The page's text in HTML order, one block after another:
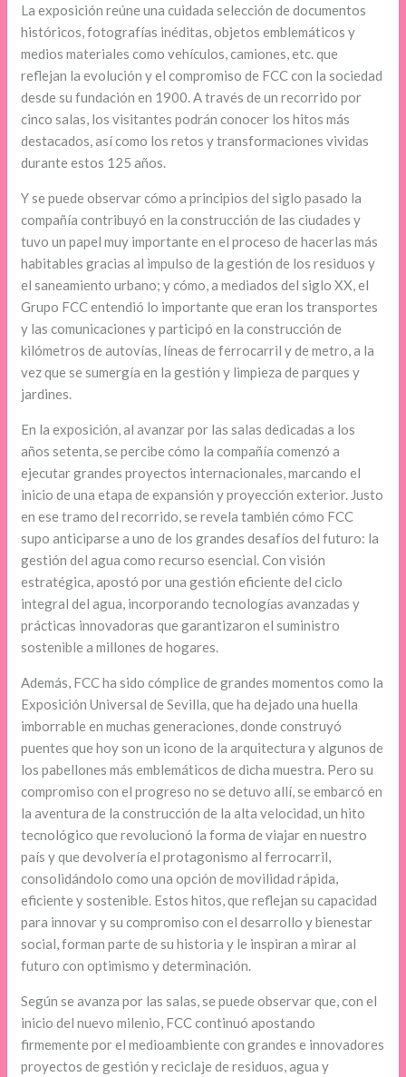
La exposición reúne una cuidada selección de documentos
históricos, fotografías inéditas, objetos emblemáticos y
medios materiales como vehículos, camiones, etc. que
reflejan la evolución y el compromiso de FCC con la sociedad
desde su fundación en 1900. A través de un recorrido por
cinco salas, los visitantes podrán conocer los hitos más
destacados, así como los retos y transformaciones vividas
durante estos 125 años.
Y se puede observar cómo a principios del siglo pasado la
compañía contribuyó en la construcción de las ciudades y
tuvo un papel muy importante en el proceso de hacerlas más
habitables gracias al impulso de la gestión de los residuos y
el saneamiento urbano; y cómo, a mediados del siglo XX, el
Grupo FCC entendió lo importante que eran los transportes
y las comunicaciones y participó en la construcción de
kilómetros de autovías, líneas de ferrocarril y de metro, a la
vez que se sumergía en la gestión y limpieza de parques y
jardines.
En la exposición, al avanzar por las salas dedicadas a los
años setenta, se percibe cómo la compañía comenzó a
ejecutar grandes proyectos internacionales, marcando el
inicio de una etapa de expansión y proyección exterior. Justo
en ese tramo del recorrido, se revela también cómo FCC
supo anticiparse a uno de los grandes desafíos del futuro: la
gestión del agua como recurso esencial. Con visión
estratégica, apostó por una gestión eficiente del ciclo
integral del agua, incorporando tecnologías avanzadas y
prácticas innovadoras que garantizaron el suministro
sostenible a millones de hogares.
Además, FCC ha sido cómplice de grandes momentos como la
Exposición Universal de Sevilla, que ha dejado una huella
imborrable en muchas generaciones, donde construyó
puentes que hoy son un icono de la arquitectura y algunos de
los pabellones más emblemáticos de dicha muestra. Pero su
compromiso con el progreso no se detuvo allí, se embarcó en
la aventura de la construcción de la alta velocidad, un hito
tecnológico que revolucionó la forma de viajar en nuestro
país y que devolvería el protagonismo al ferrocarril,
consolidándolo como una opción de movilidad rápida,
eficiente y sostenible. Estos hitos, que reflejan su capacidad
para innovar y su compromiso con el desarrollo y bienestar
social, forman parte de su historia y le inspiran a mirar al
futuro con optimismo y determinación.
Según se avanza por las salas, se puede observar que, con el
inicio del nuevo milenio, FCC continuó apostando
firmemente por el medioambiente con grandes e innovadores
proyectos de gestión y reciclaje de residuos, agua y